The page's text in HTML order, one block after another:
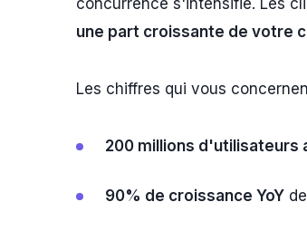
concurrence s'intensifie. Les
une part croissante de votre
Les chiffres qui vous
200 millions d'utilisateurs
90% de croissance YoY